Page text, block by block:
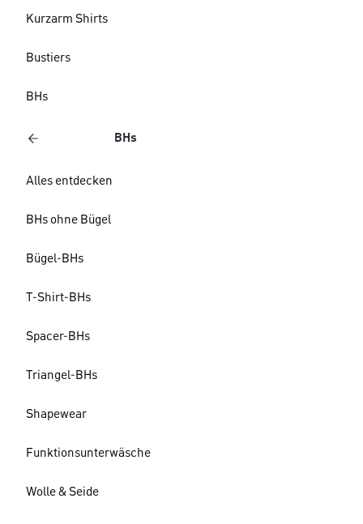
Kurzarm Shirts
Bustiers
BHs
BHs
Alles entdecken
BHs ohne Bügel
Bügel-BHs
T-Shirt-BHs
Spacer-BHs
Triangel-BHs
Shapewear
Funktionsunterwäsche
Wolle & Seide